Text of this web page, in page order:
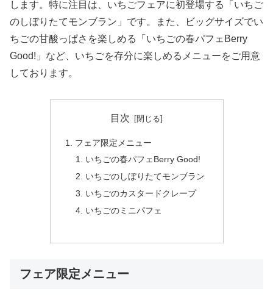
します。特に注目は、いちごフェアに初登場する「いちご
のしぼりたてモンブラン」です。また、ビッグサイズでい
ちごの甘酸っぱさを楽しめる「いちごの春パフェBerry
Good!」など、いちごを存分に楽しめるメニューをご用意
しております。
目次
フェア限定メニュー
いちごの春パフェBerry Good!
いちごのしぼりたてモンブラン
いちごのカスタードクレープ
いちごのミニパフェ
フェア限定メニュー